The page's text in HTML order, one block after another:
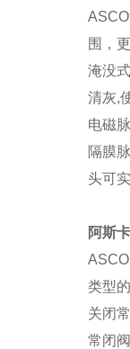
围，
淹没
清灰,
电磁
隔膜
头可
阿斯
类型
关闭
常闭